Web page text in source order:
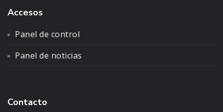
Accesos
Panel de control
Panel de noticias
Contacto